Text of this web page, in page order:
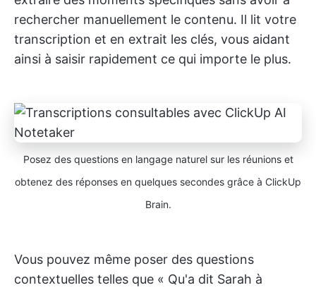
rechercher manuellement le contenu. Il lit votre
transcription et en extrait les clés, vous aidant
ainsi à saisir rapidement ce qui importe le plus.
Posez des questions en langage naturel sur les réunions et
obtenez des réponses en quelques secondes grâce à ClickUp
Brain.
Vous pouvez même poser des questions
contextuelles telles que « Qu'a dit Sarah à